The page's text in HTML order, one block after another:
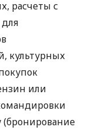
расчеты с
для
культурных
или
(бронирование